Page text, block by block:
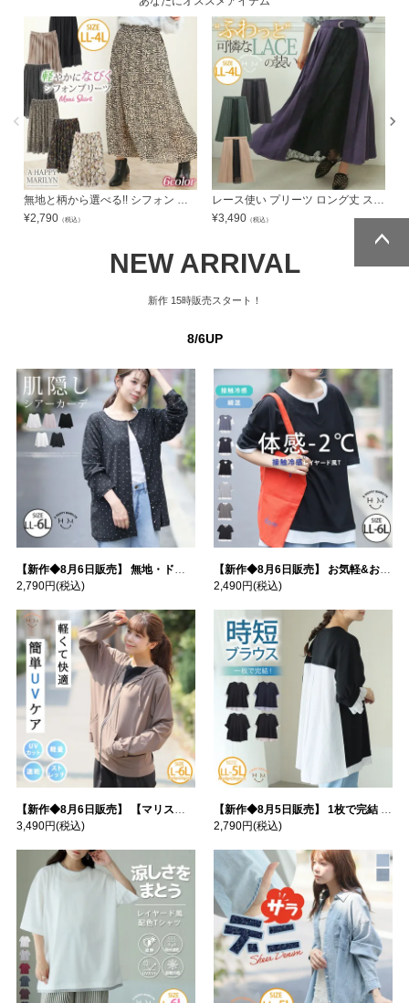
無地と柄から選べる!! シフォン ジョーゼット ロング丈 プリーツ スカート
¥2,790 （税込）
レース使い プリーツ ロング丈 スカート
¥3,490 （税込） ¥
NEW ARRIVAL
新作 15時販売スタート！
8/6UP
【新作◆8月6日販売】 無地・ドット柄から選べる 忍ばせ 活躍 シアー カーデ | 大きいサイズの通販ならハッピーマリリン
2,790円(税込)
【新作◆8月6日販売】 お気軽&お手軽 選べるデザイン 接触冷感 レイヤード風 コットン トップス | 大きいサイズの通販ならハッピーマリリン
2,490円(税込)
【新作◆8月6日販売】 【マリスポーツ】 運動初心者さんのための フード付き パーカー | 大きいサイズの通販ならハッピーマリリン
3,490円(税込)
【新作◆8月5日販売】 1枚で完結 袖口＆バック フハク使い トップス | 大きいサイズの通販ならハッピーマリリン
2,790円(税込)
ページトッ
ページトッ